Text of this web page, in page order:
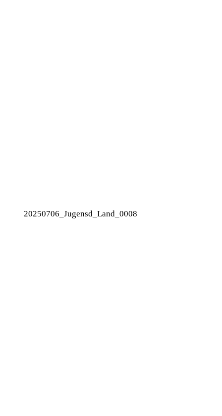
20250706_Jugensd_Land_0008